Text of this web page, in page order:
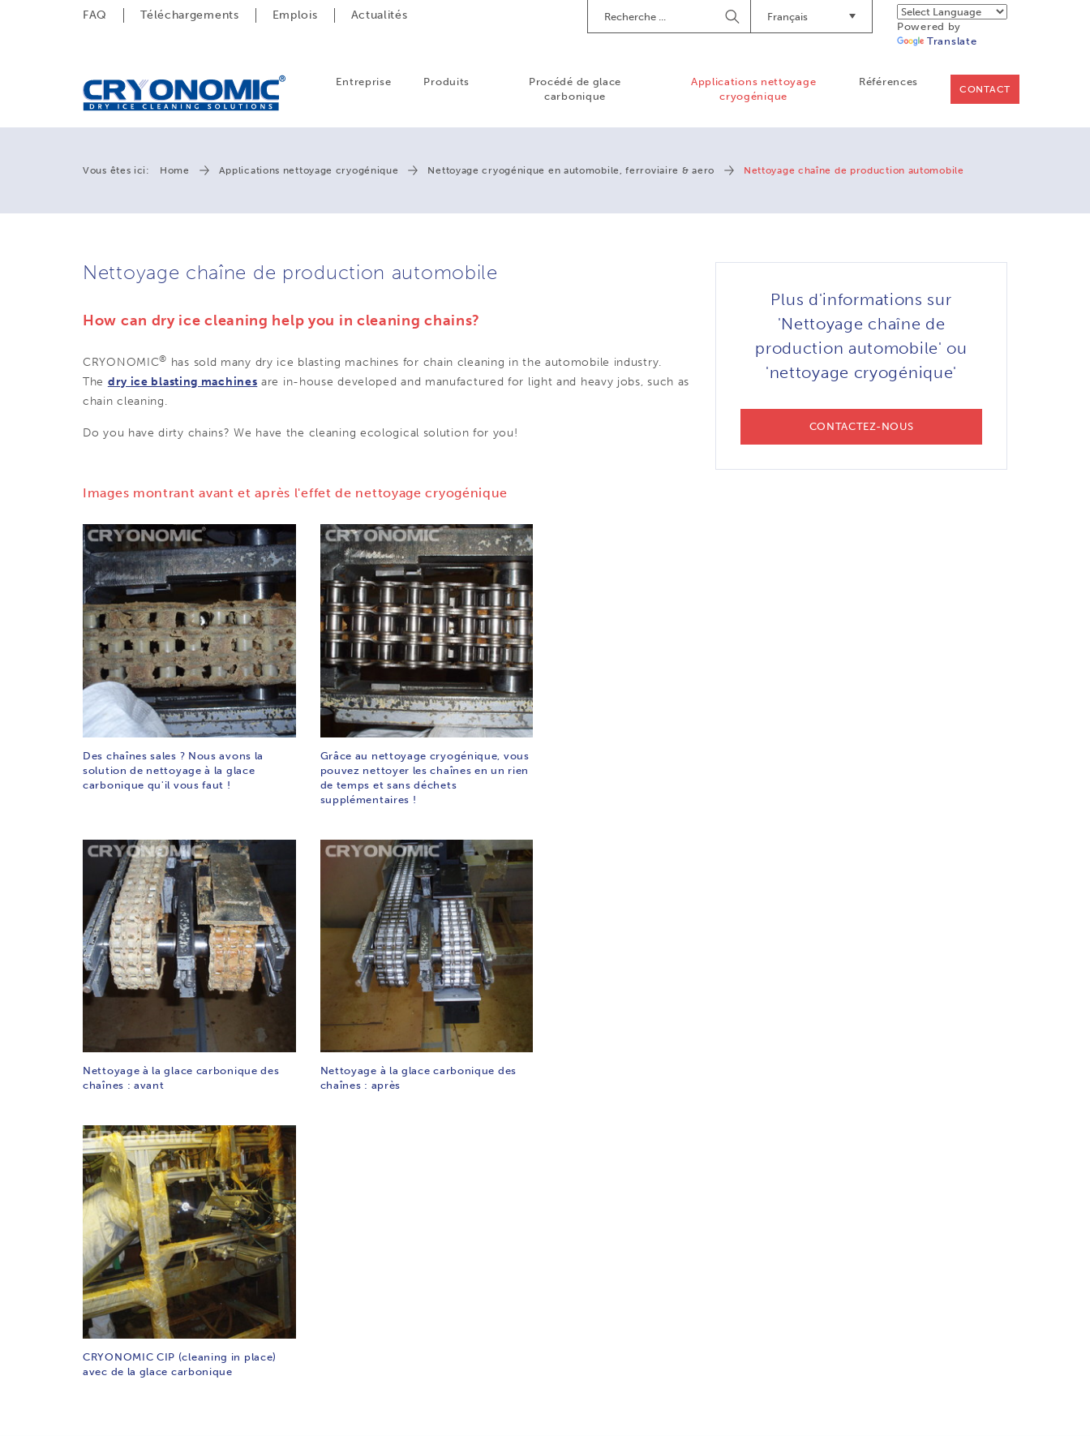
FAQ Téléchargements Emplois Actualités
Powered by
Translate
Français
Lancer
la
Entreprise Produits
Procédé de glace
carbonique
Applications nettoyage
cryogénique
Références
CONTACT
Vous êtes ici: Home Applications nettoyage cryogénique Nettoyage cryogénique en automobile, ferroviaire & aero Nettoyage chaîne de production automobile
Nettoyage chaîne de production automobile
How can dry ice cleaning help you in cleaning chains?
CRYONOMIC® has sold many dry ice blasting machines for chain cleaning in the automobile industry.
The dry ice blasting machines are in-house developed and manufactured for light and heavy jobs, such as
chain cleaning.
Do you have dirty chains? We have the cleaning ecological solution for you!
Plus d'informations sur
'Nettoyage chaîne de
production automobile' ou
'nettoyage cryogénique'
CONTACTEZ-NOUS
Images montrant avant et après l'effet de nettoyage cryogénique
Des chaînes sales ? Nous avons la
solution de nettoyage à la glace
carbonique qu'il vous faut !
Grâce au nettoyage cryogénique, vous
pouvez nettoyer les chaînes en un rien
de temps et sans déchets
supplémentaires !
Nettoyage à la glace carbonique des
chaînes : avant
Nettoyage à la glace carbonique des
chaînes : après
CRYONOMIC CIP (cleaning in place)
avec de la glace carbonique